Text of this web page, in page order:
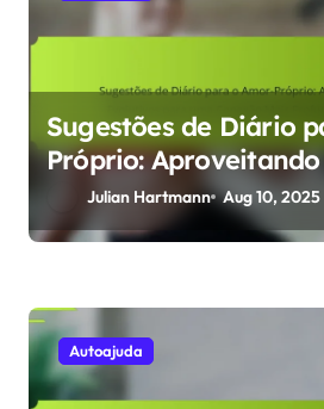
Sugestões de Diário
Próprio:
Evolutivos para uma
Profunda Consigo
Julian Hartmann Aug 10, 2025
Autoajuda